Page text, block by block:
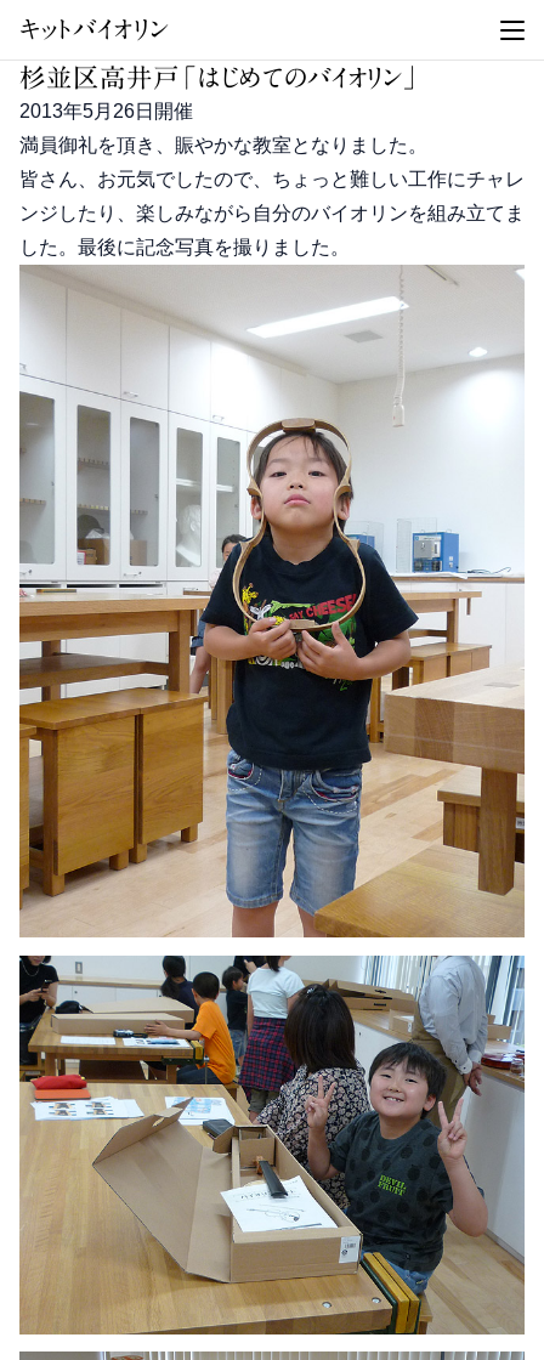
キットバイオリン
杉並区高井戸「はじめてのバイオリン」
2013年5月26日開催
満員御礼を頂き、賑やかな教室となりました。
皆さん、お元気でしたので、ちょっと難しい工作にチャレ
ンジしたり、楽しみながら自分のバイオリンを組み立てま
した。最後に記念写真を撮りました。